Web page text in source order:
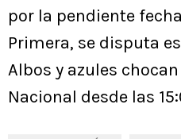
por la pendiente
Primera, se disputa
Albos y azules
Nacional desde las